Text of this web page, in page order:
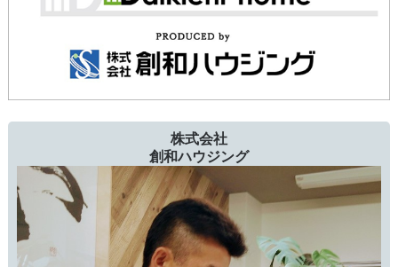
株式会社
創和ハウジング